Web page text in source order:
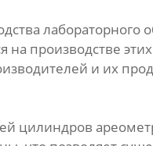
производстве
и их
цилиндров